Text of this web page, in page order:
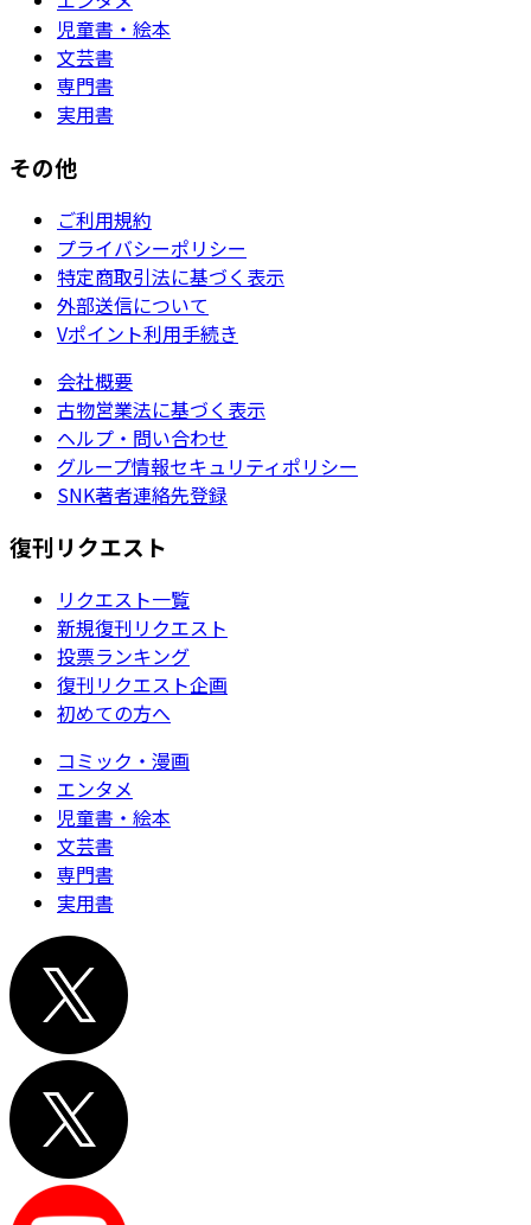
児童書・絵本
文芸書
専門書
実用書
その他
ご利用規約
プライバシーポリシー
特定商取引法に基づく表示
外部送信について
Vポイント利用手続き
会社概要
古物営業法に基づく表示
ヘルプ・問い合わせ
グループ情報セキュリティポリシー
SNK著者連絡先登録
復刊リクエスト
リクエスト一覧
新規復刊リクエスト
投票ランキング
復刊リクエスト企画
初めての方へ
コミック・漫画
エンタメ
児童書・絵本
文芸書
専門書
実用書